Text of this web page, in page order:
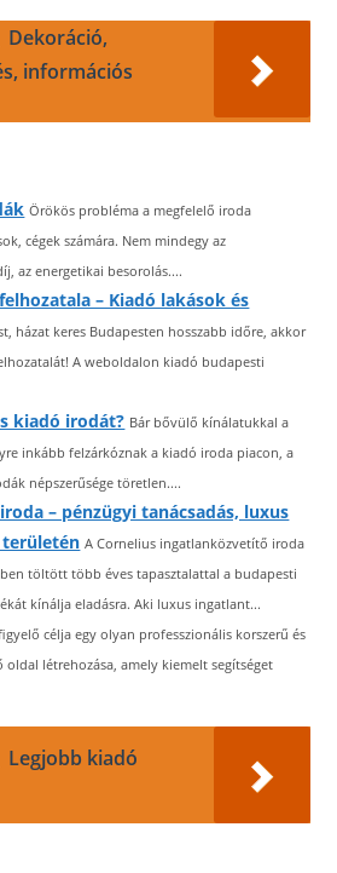
Dekoráció,
információs
Örökös probléma a megfelelő iroda
cégek számára. Nem mindegy az
az energetikai besorolás....
– Kiadó lakások és
házat keres Budapesten hosszabb időre, akkor
A weboldalon kiadó budapesti
kiadó irodát? Bár bővülő kínálatukkal a
inkább felzárkóznak a kiadó iroda piacon, a
népszerűsége töretlen....
– pénzügyi tanácsadás, luxus
területén A Cornelius ingatlanközvetítő iroda
töltött több éves tapasztalattal a budapesti
kínálja eladásra. Aki luxus ingatlant...
célja egy olyan professzionális korszerű és
létrehozása, amely kiemelt segítséget
Legjobb kiadó